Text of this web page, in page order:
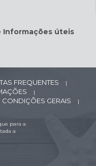
Informações úteis
FREQUENTES |
|
CONDIÇÕES GERAIS |
para a
a